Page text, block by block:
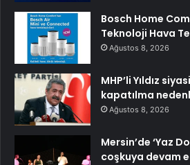
Bosch Home
Teknoloji Hava
Ağustos 8, 2026
MHP’li Yıldız
kapatılma
Ağustos 8, 2026
Mersin’de ‘Yaz
coşkuya devam